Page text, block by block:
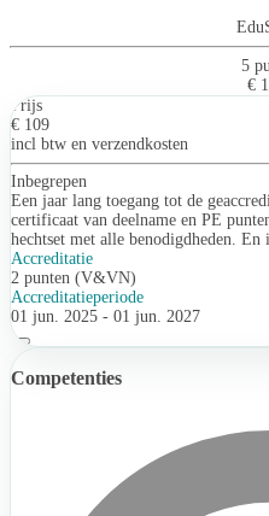
5
€
Prijs
€ 109
incl btw en verzendkosten
Inbegrepen
Een jaar lang toegang tot de
certificaat van deelname en PE
hechtset met alle benodigdheden.
Accreditatie
2 punten (V&VN)
Accreditatieperiode
01 jun. 2025 - 01 jun. 2027
Competenties